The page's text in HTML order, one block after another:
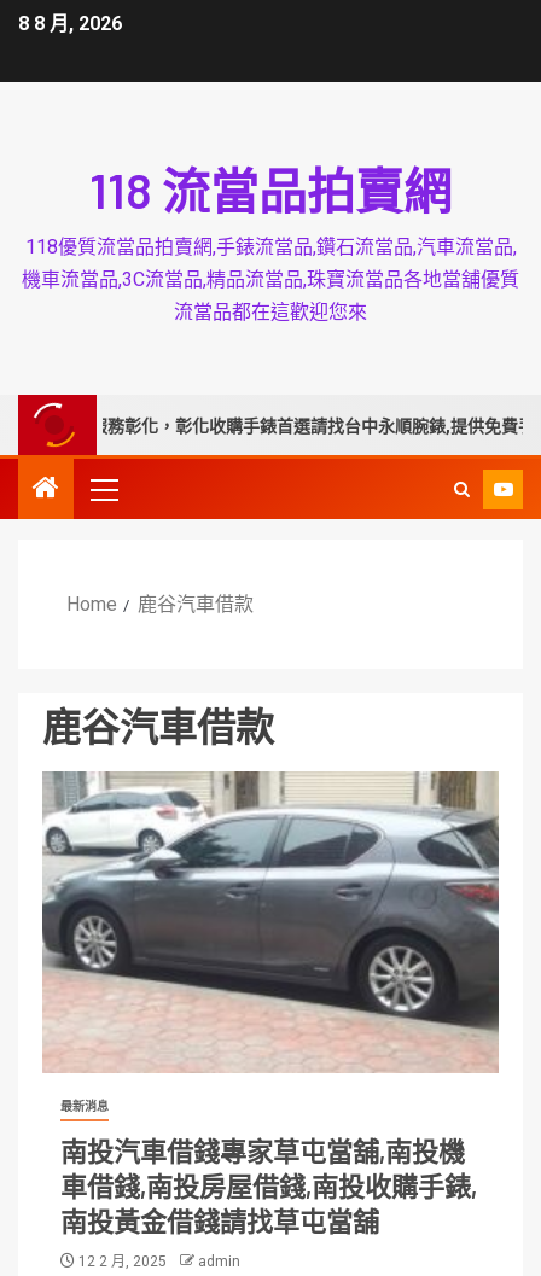
8 8 月, 2026
118 流當品拍賣網
118優質流當品拍賣網,手錶流當品,鑽石流當品,汽車流當品,
機車流當品,3C流當品,精品流當品,珠寶流當品各地當舖優質
流當品都在這歡迎您來
業延伸服務彰化，彰化收購手錶首選請找台中永順腕錶,提供免費手錶
Home 鹿谷汽車借款
鹿谷汽車借款
最新消息
南投汽車借錢專家草屯當舖,南投機
車借錢,南投房屋借錢,南投收購手錶,
南投黃金借錢請找草屯當舖
12 2 月, 2025 admin